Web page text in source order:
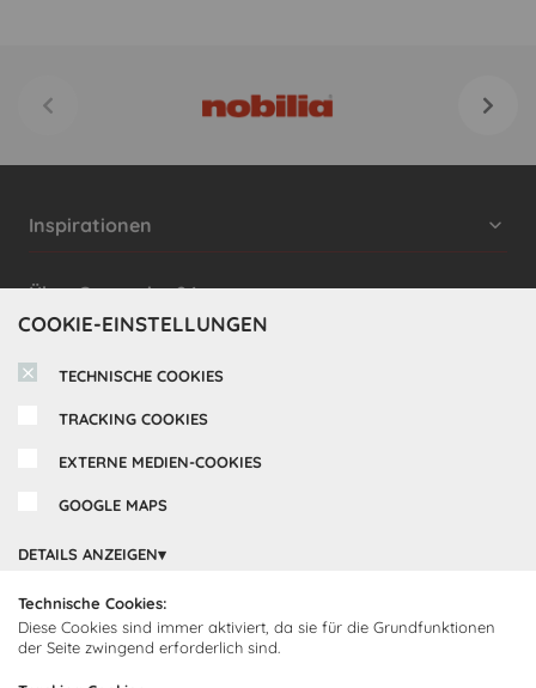
COOKIE-EINSTELLUNGEN
TECHNISCHE COOKIES
TRACKING COOKIES
EXTERNE MEDIEN-COOKIES
GOOGLE MAPS
DETAILS ANZEIGEN
Technische Cookies:
Diese Cookies sind immer aktiviert, da sie für die Grundfunktionen
der Seite zwingend erforderlich sind.
Inspirationen
Cocooning24 Küchen
Über Cocooning24
Impressum
FAQ
Kontakt
Kundendienst
Lieferung
Montage
Newsletter abonnieren
Newsletter und empfangen Sie
Ich bin damit einverstanden, dass Cocooning24 mich regelmäßig